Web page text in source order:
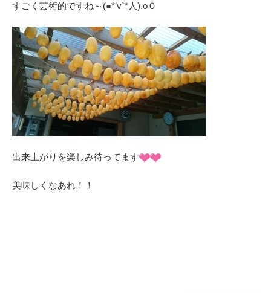
すごく芸術的ですね～(●*’v`*人).o０
出来上がりを楽しみ待ってます
美味しくなあれ！！